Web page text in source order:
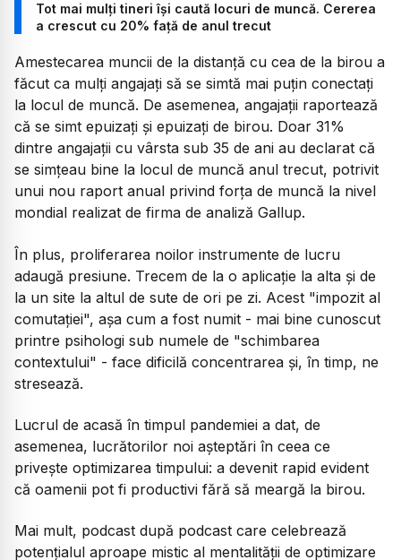
Tot mai mulți tineri își caută locuri de muncă. Cererea
a crescut cu 20% față de anul trecut
Amestecarea muncii de la distanță cu cea de la birou a
făcut ca mulți angajați să se simtă mai puțin conectați
la locul de muncă. De asemenea, angajații raportează
că se simt epuizați și epuizați de birou. Doar 31%
dintre angajații cu vârsta sub 35 de ani au declarat că
se simțeau bine la locul de muncă anul trecut, potrivit
unui nou raport anual privind forța de muncă la nivel
mondial realizat de firma de analiză Gallup.
În plus, proliferarea noilor instrumente de lucru
adaugă presiune. Trecem de la o aplicație la alta și de
la un site la altul de sute de ori pe zi. Acest "impozit al
comutației", așa cum a fost numit - mai bine cunoscut
printre psihologi sub numele de "schimbarea
contextului" - face dificilă concentrarea și, în timp, ne
stresează.
Lucrul de acasă în timpul pandemiei a dat, de
asemenea, lucrătorilor noi așteptări în ceea ce
privește optimizarea timpului: a devenit rapid evident
că oamenii pot fi productivi fără să meargă la birou.
Mai mult, podcast după podcast care celebrează
potențialul aproape mistic al mentalității de optimizare